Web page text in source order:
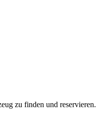
zu finden und reservieren.